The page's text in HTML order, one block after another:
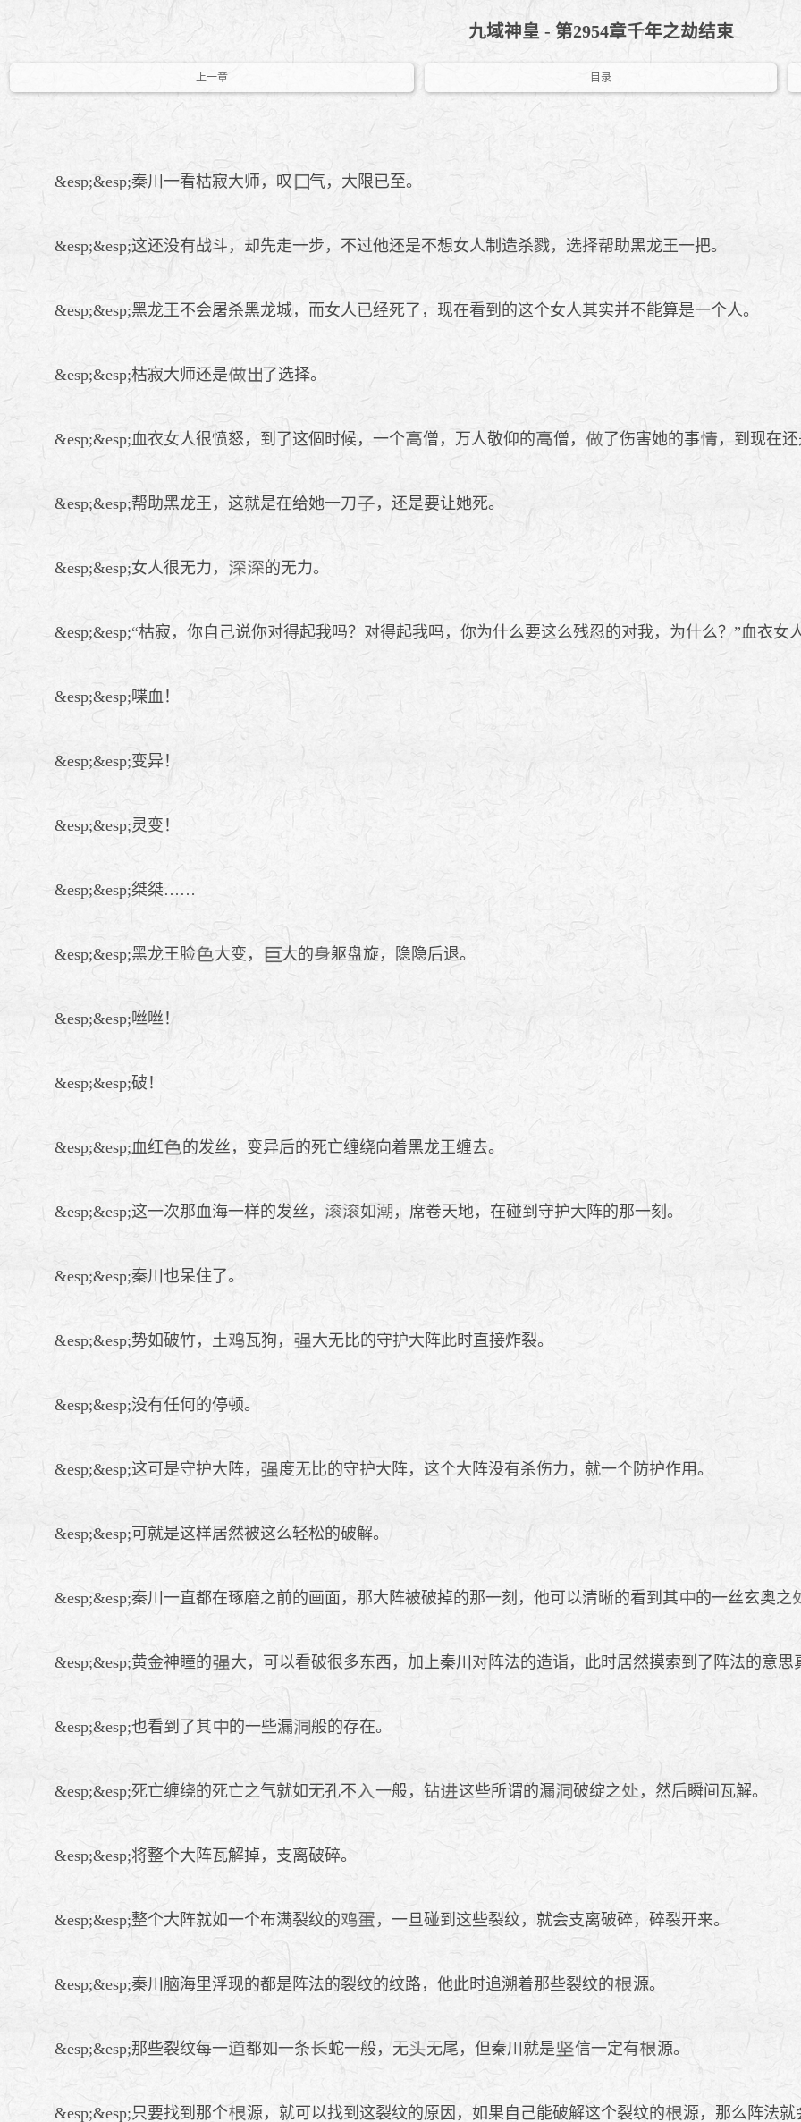
九域神皇 - 第2954章千年之劫结束
上一章 目录
&esp;&esp;秦川一看枯寂大师，叹 气，大限已至。
&esp;&esp;这还没有战斗，却先走一步，不过他还是不想女人制造杀戮，选择帮助黑龙王一把。
&esp;&esp;黑龙王不会屠杀黑龙城，而女人已经死了，现在看到的这个女人其实并不能算是一个人。
&esp;&esp;枯寂大师还是 了选择。
&esp;&esp;血衣女人很愤怒，到了这個时候，一个 僧，万人敬仰的 僧， 了伤害她的事 ，到现在
&esp;&esp;帮助黑龙王，这就是在给她一刀 ，还是要让她死。
&esp;&esp;女人很无力， 的无力。
&esp;&esp;“枯寂，你自己说你对得起我吗？对得起我吗，你为什么要这么残忍的对我，为什么？”血衣女
&esp;&esp;喋血！
&esp;&esp;变异！
&esp;&esp;灵变！
&esp;&esp;桀桀……
&esp;&esp;黑龙王脸 大变， 大的 躯盘旋，隐隐后退。
&esp;&esp;咝咝！
&esp;&esp;破！
&esp;&esp;血红 的发丝，变异后的死亡缠绕向着黑龙王缠去。
&esp;&esp;这一次那血海一样的发丝， 如 ，席卷天地，在碰到守护大阵的那一刻。
&esp;&esp;秦川也呆住了。
&esp;&esp;势如破竹，土 瓦狗， 大无比的守护大阵此时直接炸裂。
&esp;&esp;没有任何的停顿。
&esp;&esp;这可是守护大阵， 度无比的守护大阵，这个大阵没有杀伤力，就一个防护作用。
&esp;&esp;可就是这样居然被这么轻松的破解。
&esp;&esp;秦川一直都在琢磨之前的画面，那大阵被破掉的那一刻，他可以清晰的看到其 的一丝玄奥之
&esp;&esp;黄金神瞳的 大，可以看破很多东西，加上秦川对阵法的造诣，此时居然摸索到了阵法的意思
&esp;&esp;也看到了其 的一些漏 般的存在。
&esp;&esp;死亡缠绕的死亡之气就如无孔不 一般，钻 这些所谓的漏 破绽之 ，然后瞬间瓦解。
&esp;&esp;将整个大阵瓦解掉，支离破碎。
&esp;&esp;整个大阵就如一个布满裂纹的 ，一旦碰到这些裂纹，就会支离破碎，碎裂开来。
&esp;&esp;秦川脑海里浮现的都是阵法的裂纹的纹路，他此时追溯着那些裂纹的 源。
&esp;&esp;那些裂纹每一 都如一条 蛇一般，无 无尾，但秦川就是 信一定有 源。
&esp;&esp;只要找到那个 源，就可以找到这裂纹的原因，如果自己能破解这个裂纹的 源，那么阵法就